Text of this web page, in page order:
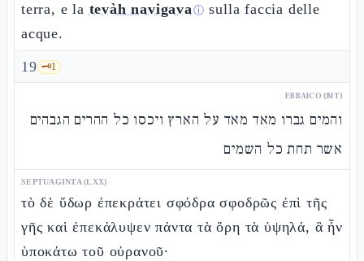
terra, e la tevàh navigavaⓘ sulla faccia delle
acque.
19 🗝️1
EBRAICO (MT)
והמים גברו מאד מאד על הארץ ויכסו כל ההרים הגבהים
אשר תחת כל השמים
SEPTUAGINTA (LXX)
τὸ δὲ ὕδωρ ἐπεκράτει σφόδρα σφοδρῶς ἐπὶ τῆς
γῆς καὶ ἐπεκάλυψεν πάντα τὰ ὄρη τὰ ὑψηλά, ἃ ἦν
ὑποκάτω τοῦ οὐρανοῦ·